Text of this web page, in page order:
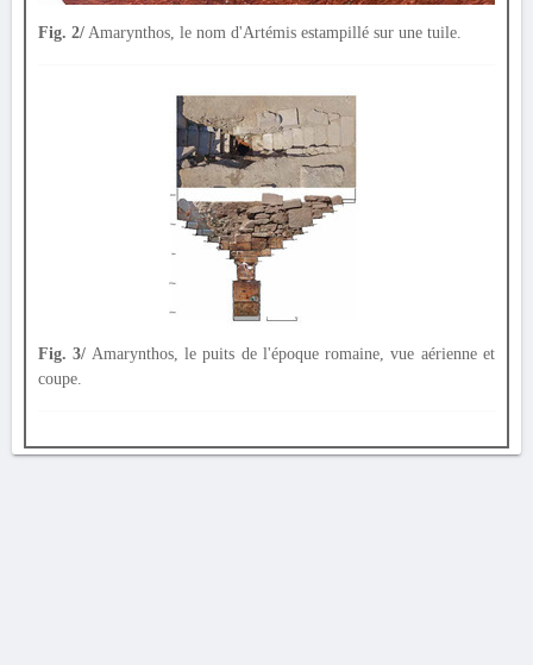
Fig. 2/ Amarynthos, le nom d'Artémis estampillé sur une tuile.
Fig. 3/ Amarynthos, le puits de l'époque romaine, vue aérienne et
coupe.